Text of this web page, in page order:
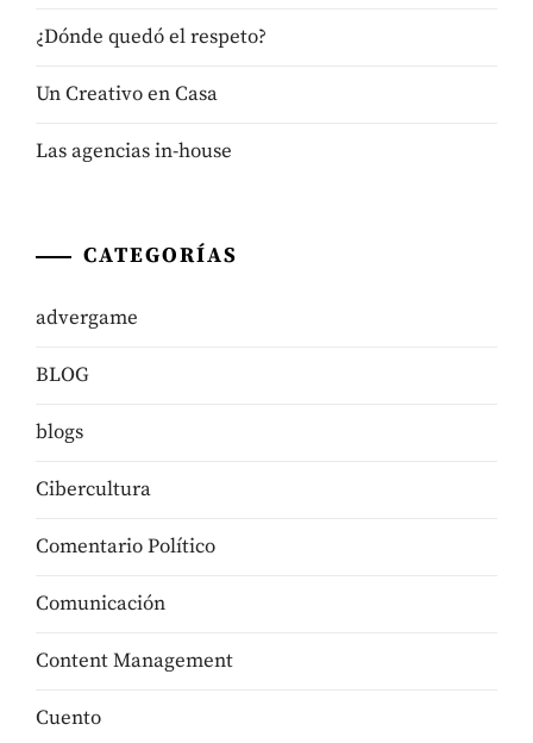
¿Dónde quedó el respeto?
Un Creativo en Casa
Las agencias in-house
CATEGORÍAS
advergame
BLOG
blogs
Cibercultura
Comentario Político
Comunicación
Content Management
Cuento